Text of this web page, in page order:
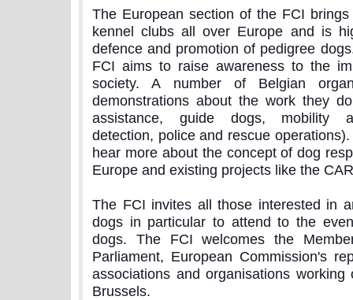
The European section of the FCI
kennel clubs all over Europe and is
defence and promotion of pedigree
FCI aims to raise awareness to the
society. A number of Belgian
demonstrations about the work they
assistance, guide dogs, mobility
detection, police and rescue
hear more about the concept of dog
Europe and existing projects like the
The FCI invites all those interested in
dogs in particular to attend to the
dogs. The FCI welcomes the
Parliament, European Commission's
associations and organisations
Brussels.